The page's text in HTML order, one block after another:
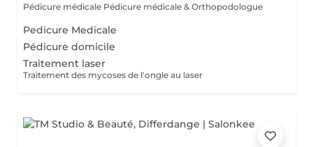
Pédicure médicale Pédicure médicale & Orthopodologue
Pedicure Medicale
Pédicure domicile
Traitement laser
Traitement des mycoses de l'ongle au laser